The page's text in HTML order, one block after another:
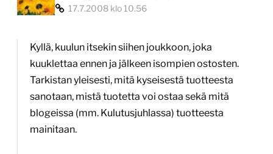
17.7.2008 klo 10.56
Kyllä, kuulun itsekin siihen joukkoon, joka
kuuklettaa ennen ja jälkeen isompien ostosten.
Tarkistan yleisesti, mitä kyseisestä tuotteesta
sanotaan, mistä tuotetta voi ostaa sekä mitä
blogeissa (mm. Kulutusjuhlassa) tuotteesta
mainitaan.